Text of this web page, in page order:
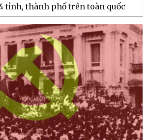
tỉnh, thành phố trên toàn quốc